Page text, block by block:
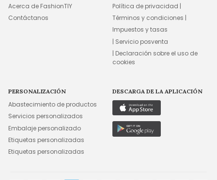
Acerca de FashionTIY
Contáctanos
Política de privacidad |
Términos y condiciones |
Impuestos y tasas
| Servicio posventa
| Declaración sobre el uso de
cookies
PERSONALIZACIÓN
Abastecimiento de productos
Servicios personalizados
Embalaje personalizado
Etiquetas personalizadas
Etiquetas personalizadas
DESCARGA DE LA APLICACIÓN